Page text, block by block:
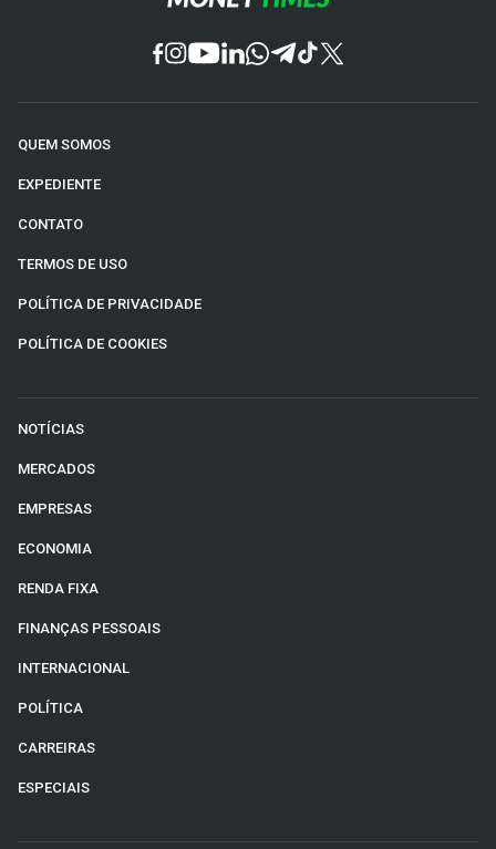
QUEM SOMOS
EXPEDIENTE
CONTATO
TERMOS DE USO
POLÍTICA DE PRIVACIDADE
POLÍTICA DE COOKIES
NOTÍCIAS
MERCADOS
EMPRESAS
ECONOMIA
RENDA FIXA
FINANÇAS PESSOAIS
INTERNACIONAL
POLÍTICA
CARREIRAS
ESPECIAIS